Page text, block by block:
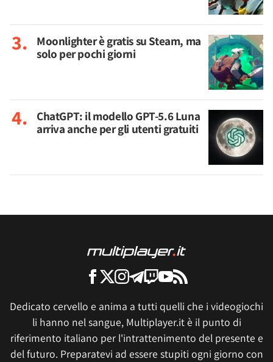
Moonlighter è gratis su Steam, ma
solo per pochi giorni
ChatGPT: il modello GPT-5.6 Luna
arriva anche per gli utenti gratuiti
Dedicato cervello e anima a tutti quelli che i videogiochi
li hanno nel sangue, Multiplayer.it è il punto di
riferimento italiano per l'intrattenimento del presente e
del futuro. Preparatevi ad essere stupiti ogni giorno con